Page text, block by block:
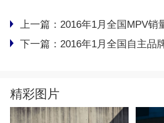
上一篇： 2016年1月全国MPV销量B
下一篇： 2016年1月全国自主品牌MPV销
精彩图片